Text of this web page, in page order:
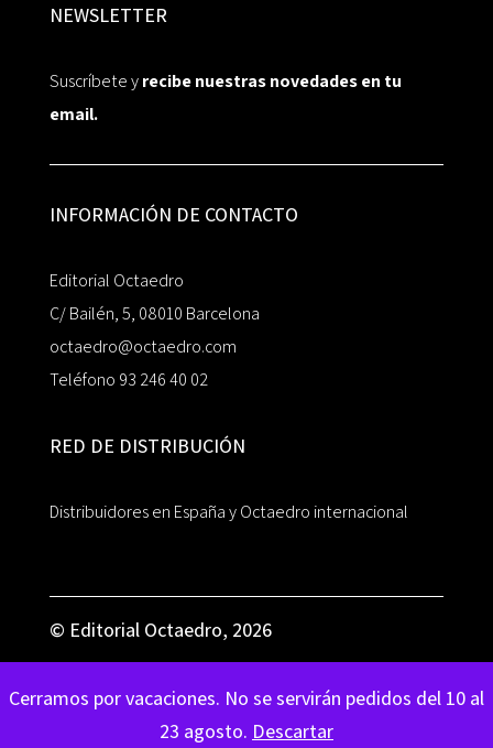
Cerramos por vacaciones. No se servirán pedidos del 10 al
23 agosto. Descartar
NEWSLETTER
Suscríbete yrecibe nuestras novedades en tu
email.
INFORMACIÓN DE CONTACTO
Editorial Octaedro
C/ Bailén, 5, 08010 Barcelona
octaedro@octaedro.com
Teléfono 93 246 40 02
RED DE DISTRIBUCIÓN
Distribuidores en España y Octaedro internacional
© Editorial Octaedro, 2026